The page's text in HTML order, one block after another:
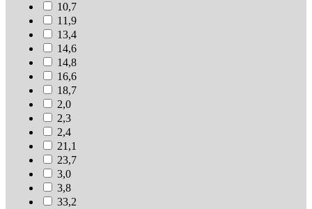
10,7
11,9
13,4
14,6
14,8
16,6
18,7
2,0
2,3
2,4
21,1
23,7
3,0
3,8
33,2